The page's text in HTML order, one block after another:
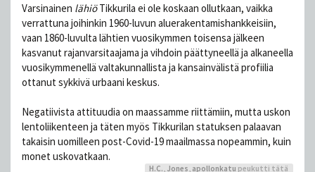
Varsinainen lähiöTikkurila ei ole koskaan ollutkaan, vaikka
verrattuna joihinkin 1960-luvun aluerakentamishankkeisiin,
vaan 1860-luvulta lähtien vuosikymmen toisensa jälkeen
kasvanut rajanvarsitaajama ja vihdoin päättyneellä ja alkaneella
vuosikymmenellä valtakunnallista ja kansainvälistä profiilia
ottanut sykkivä urbaani keskus.
Negatiivista attituudia on maassamme riittämiin, mutta uskon
lentoliikenteen ja täten myös Tikkurilan statuksen palaavan
takaisin uomilleen post-Covid-19 maailmassa nopeammin, kuin
monet uskovatkaan.
H.C., Jones, apollonkatu peukutti tätä